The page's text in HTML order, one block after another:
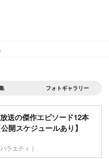
フォトギャラリー
送の傑作エピソード12本
開スケジュールあり】
バラエティ｜